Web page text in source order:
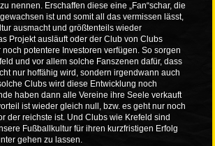
nennen. Erschaffen diese eine „Fan“schar, die
ist und somit all das vermissen lässt,
ausmacht und größtenteils wieder
Projekt ausläuft oder der Club von Clubs
potentere Investoren verfügen. So sorgen
und vor allem solche Fanszenen dafür, dass
nur hoffähig wird, sondern irgendwann auch
Clubs wird diese Entwicklung noch
haben dann alle Vereine ihre Seele verkauft
ist wieder gleich null, bzw. es geht nur noch
der reichste ist. Und Clubs wie Krefeld sind
Fußballkultur für ihren kurzfristigen Erfolg
gehen zu lassen.